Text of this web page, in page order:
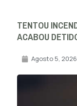
TENTOU
ACABOU
Agosto 5, 2026